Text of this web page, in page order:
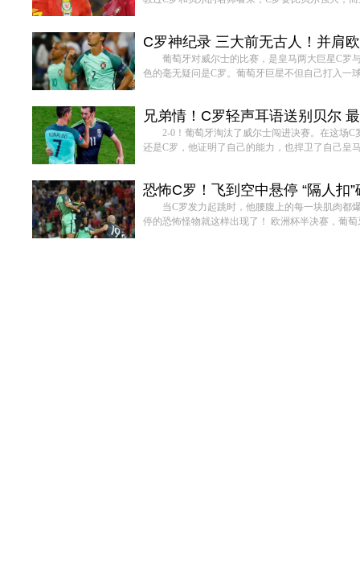
C罗神纪录 三大前无古人！并肩
葡萄牙对威尔士的比赛，是皇马两大巨星C罗
色的毫无疑问是C罗。葡萄牙巨星不但自己打入一
兄弟情！C罗轻声耳语送别贝尔
2-0！葡萄牙淘汰了威尔士闯进决赛。在这场
还是C罗，他证明了自己的能力，也捍卫了自己皇
恐怖C罗！飞到空中悬停 “隔人扣”
当C罗发力起跳时，他腰腹上的每一块肌肉都
停的恐怖怪物就这样出现了！ 欧洲杯半决赛，葡